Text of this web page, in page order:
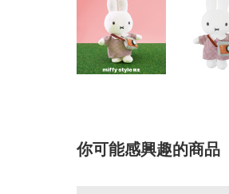
你可能感興趣的商品